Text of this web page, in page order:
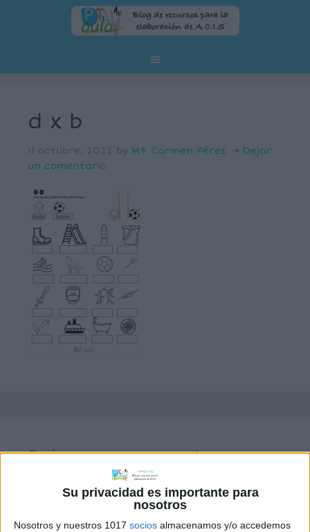
Su privacidad es importante para
nosotros
Nosotros y nuestros 1017 socios almacenamos y/o accedemos
d x b
11 octubre, 2022 by Mª Carmen Pérez
Dejar
un comentario
Deja una respuesta
Tu dirección de correo electrónico no
Los campos obligatorios
están marcados con*